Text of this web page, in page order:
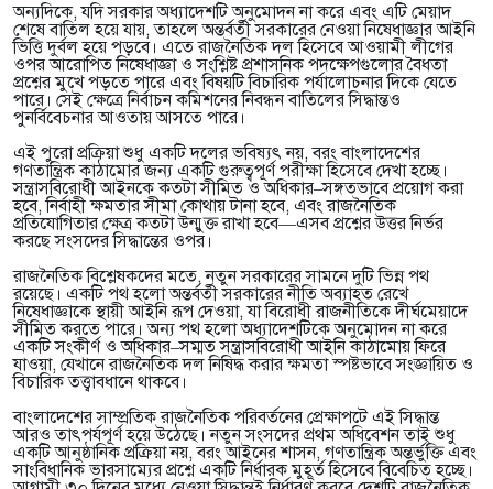
অন্যদিকে, যদি সরকার অধ্যাদেশটি অনুমোদন না করে এবং এটি মেয়াদ
শেষে বাতিল হয়ে যায়, তাহলে অন্তর্বর্তী সরকারের নেওয়া নিষেধাজ্ঞার আইনি
ভিত্তি দুর্বল হয়ে পড়বে। এতে রাজনৈতিক দল হিসেবে আওয়ামী লীগের
ওপর আরোপিত নিষেধাজ্ঞা ও সংশ্লিষ্ট প্রশাসনিক পদক্ষেপগুলোর বৈধতা
প্রশ্নের মুখে পড়তে পারে এবং বিষয়টি বিচারিক পর্যালোচনার দিকে যেতে
পারে। সেই ক্ষেত্রে নির্বাচন কমিশনের নিবন্ধন বাতিলের সিদ্ধান্তও
পুনর্বিবেচনার আওতায় আসতে পারে।
এই পুরো প্রক্রিয়া শুধু একটি দলের ভবিষ্যৎ নয়, বরং বাংলাদেশের
গণতান্ত্রিক কাঠামোর জন্য একটি গুরুত্বপূর্ণ পরীক্ষা হিসেবে দেখা হচ্ছে।
সন্ত্রাসবিরোধী আইনকে কতটা সীমিত ও অধিকার–সঙ্গতভাবে প্রয়োগ করা
হবে, নির্বাহী ক্ষমতার সীমা কোথায় টানা হবে, এবং রাজনৈতিক
প্রতিযোগিতার ক্ষেত্র কতটা উন্মুক্ত রাখা হবে—এসব প্রশ্নের উত্তর নির্ভর
করছে সংসদের সিদ্ধান্তের ওপর।
রাজনৈতিক বিশ্লেষকদের মতে, নতুন সরকারের সামনে দুটি ভিন্ন পথ
রয়েছে। একটি পথ হলো অন্তর্বর্তী সরকারের নীতি অব্যাহত রেখে
নিষেধাজ্ঞাকে স্থায়ী আইনি রূপ দেওয়া, যা বিরোধী রাজনীতিকে দীর্ঘমেয়াদে
সীমিত করতে পারে। অন্য পথ হলো অধ্যাদেশটিকে অনুমোদন না করে
একটি সংকীর্ণ ও অধিকার–সম্মত সন্ত্রাসবিরোধী আইনি কাঠামোয় ফিরে
যাওয়া, যেখানে রাজনৈতিক দল নিষিদ্ধ করার ক্ষমতা স্পষ্টভাবে সংজ্ঞায়িত ও
বিচারিক তত্ত্বাবধানে থাকবে।
বাংলাদেশের সাম্প্রতিক রাজনৈতিক পরিবর্তনের প্রেক্ষাপটে এই সিদ্ধান্ত
আরও তাৎপর্যপূর্ণ হয়ে উঠেছে। নতুন সংসদের প্রথম অধিবেশন তাই শুধু
একটি আনুষ্ঠানিক প্রক্রিয়া নয়, বরং আইনের শাসন, গণতান্ত্রিক অন্তর্ভুক্তি এবং
সাংবিধানিক ভারসাম্যের প্রশ্নে একটি নির্ধারক মুহূর্ত হিসেবে বিবেচিত হচ্ছে।